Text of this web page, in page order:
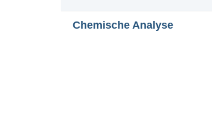
Chemische Analyse